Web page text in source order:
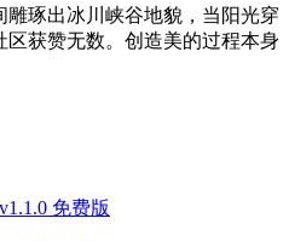
琢出冰川峡谷地貌，当阳光穿
获赞无数。创造美的过程本身